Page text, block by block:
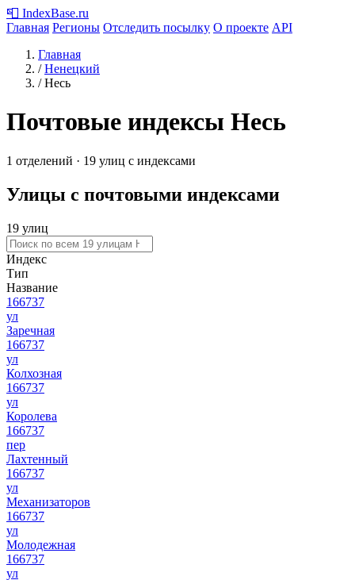
📮 IndexBase.ru
Главная Регионы Отследить посылку О проекте API
Главная
/ Ненецкий
/ Несь
Почтовые индексы Несь
1 отделений · 19 улиц с индексами
Улицы с почтовыми индексами
19 улиц
Индекс
Тип
Название
166737
ул
Заречная
166737
ул
Колхозная
166737
ул
Королева
166737
пер
Лахтенный
166737
ул
Механизаторов
166737
ул
Молодежная
166737
ул